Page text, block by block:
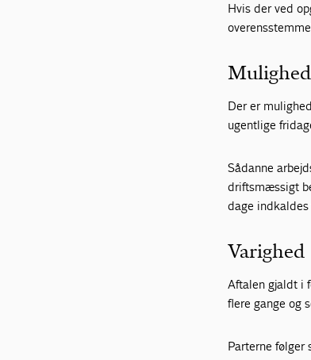
Hvis der ved
Der er
ugentlige
Sådanne
driftsmæssigt
dage
Varighed
Aftalen gjaldt i
flere gange og
Parterne følger